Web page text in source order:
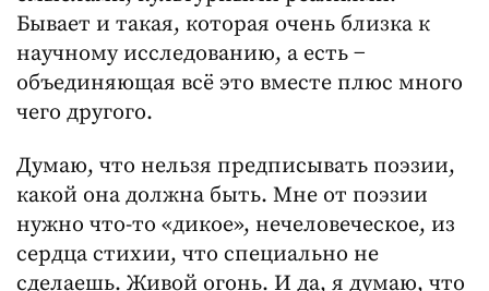
Бывает и такая, которая очень близка к
научному исследованию, а есть −
объединяющая всё это вместе плюс много
чего другого.
Думаю, что нельзя предписывать поэзии,
какой она должна быть. Мне от поэзии
нужно что-то «дикое», нечеловеческое, из
сердца стихии, что специально не
сделаешь. Живой огонь. И да, я думаю, что